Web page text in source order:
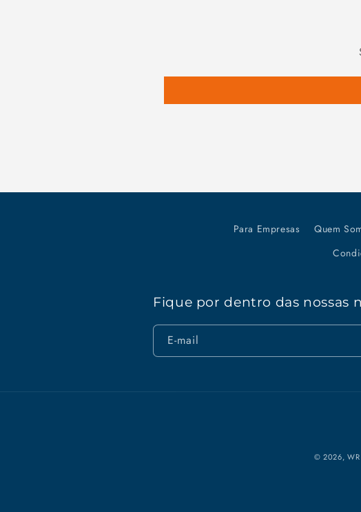
Para Empresas Quem
Fique por dentro das nossas
E-mail
© 2026,